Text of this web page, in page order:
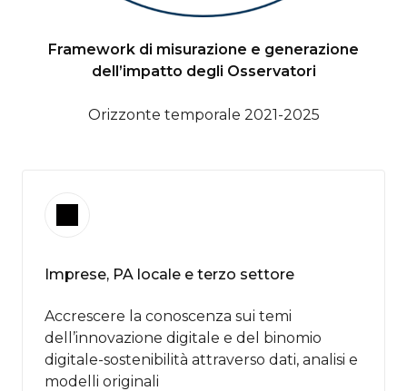
Framework di misurazione e generazione
dell’impatto degli Osservatori
Orizzonte temporale 2021-2025
Imprese, PA locale e terzo settore
Accrescere la conoscenza sui temi
dell’innovazione digitale e del binomio
digitale-sostenibilità attraverso dati, analisi​ e
modelli originali ​